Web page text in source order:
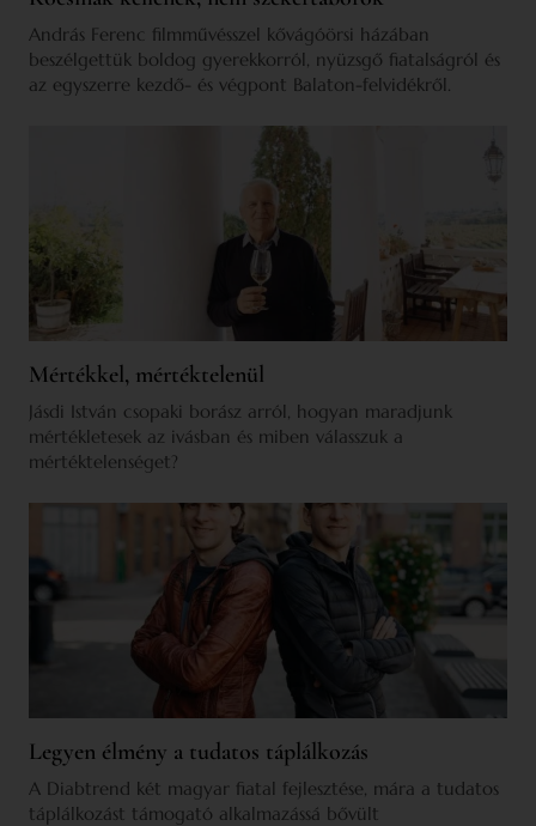
András Ferenc filmművésszel kővágóörsi házában
beszélgettük boldog gyerekkorról, nyüzsgő fiatalságról és
az egyszerre kezdő- és végpont Balaton-felvidékről.
Mértékkel, mértéktelenül
Jásdi István csopaki borász arról, hogyan maradjunk
mértékletesek az ivásban és miben válasszuk a
mértéktelenséget?
Legyen élmény a tudatos táplálkozás
A Diabtrend két magyar fiatal fejlesztése, mára a tudatos
táplálkozást támogató alkalmazássá bővült